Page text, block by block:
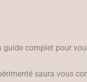
complet pour
saura vous